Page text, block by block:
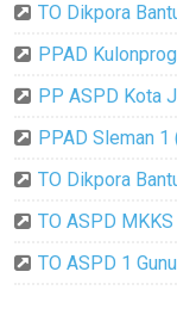
TO Dikpora
PPAD
PP ASPD Kota
PPAD Sleman
TO Dikpora
TO ASPD
TO ASPD 1